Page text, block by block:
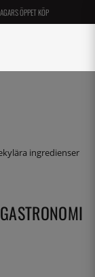
ÖPPET KÖP
ingredienser